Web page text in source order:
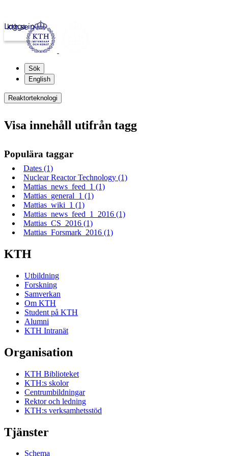
kth.se
Logga in
Sök
English
Reaktorteknologi
Visa innehåll utifrån tagg
Populära taggar
Dates (1)
Nuclear Reactor Technology (1)
Mattias_news_feed_1 (1)
Mattias_general_1 (1)
Mattias_wiki_1 (1)
Mattias_news_feed_1_2016 (1)
Mattias_CS_2016 (1)
Mattias_Forsmark_2016 (1)
KTH
Utbildning
Forskning
Samverkan
Om KTH
Student på KTH
Alumni
KTH Intranät
Organisation
KTH Biblioteket
KTH:s skolor
Centrumbildningar
Rektor och ledning
KTH:s verksamhetsstöd
Tjänster
Schema